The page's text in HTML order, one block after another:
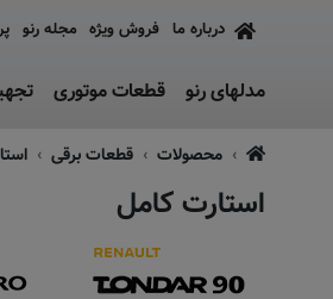
درباره ما فروش ویژه مجله رنو
مدلهای رنو قطعات موتوری
محصولات قطعات برقی
استارت کامل